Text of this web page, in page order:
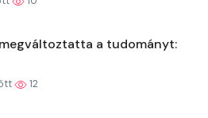
megváltoztatta a tudományt:
12